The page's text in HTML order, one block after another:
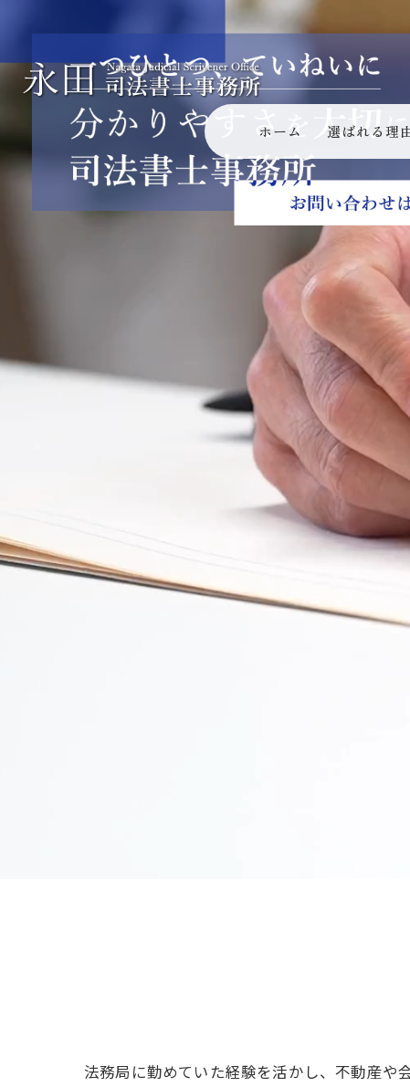
ホーム 選ばれる理
法務局に勤めていた経験を活かし、不動産や